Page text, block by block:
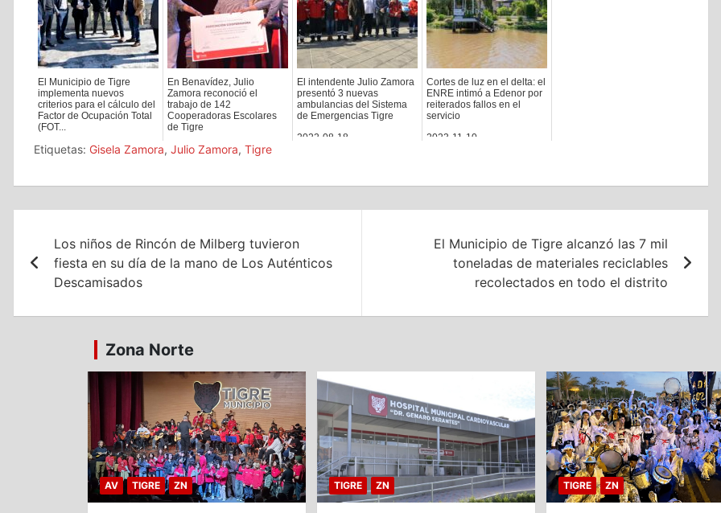
El Municipio de Tigre
implementa nuevos
criterios para el cálculo del
Factor de Ocupación Total
(FOT...
2024-08-28
En Benavídez, Julio
Zamora reconoció el
trabajo de 142
Cooperadoras Escolares
de Tigre
2022-11-02
El intendente Julio Zamora
presentó 3 nuevas
ambulancias del Sistema
de Emergencias Tigre
2022-08-18
Cortes de luz en el delta: el
ENRE intimó a Edenor por
reiterados fallos en el
servicio
2023-11-10
Etiquetas: Gisela Zamora, Julio Zamora, Tigre
de
entradas
Los niños de Rincón de Milberg tuvieron
fiesta en su día de la mano de Los Auténticos
Descamisados
El Municipio de Tigre alcanzó las 7 mil
toneladas de materiales reciclables
recolectados en todo el distrito
Zona Norte
AV TIGRE ZN TIGRE ZN TIGRE ZN